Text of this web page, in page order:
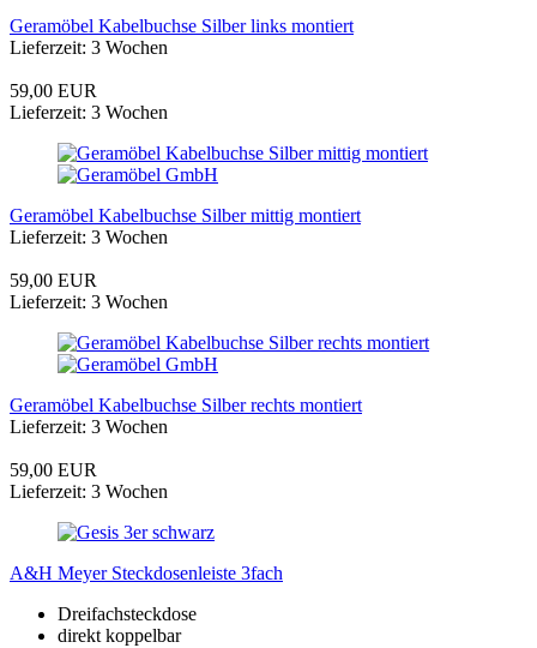
Geramöbel Kabelbuchse Silber links montiert
Lieferzeit: 3 Wochen
59,00 EUR
Lieferzeit: 3 Wochen
Geramöbel Kabelbuchse Silber mittig montiert
Lieferzeit: 3 Wochen
59,00 EUR
Lieferzeit: 3 Wochen
Geramöbel Kabelbuchse Silber rechts montiert
Lieferzeit: 3 Wochen
59,00 EUR
Lieferzeit: 3 Wochen
A&H Meyer Steckdosenleiste 3fach
Dreifachsteckdose
direkt koppelbar